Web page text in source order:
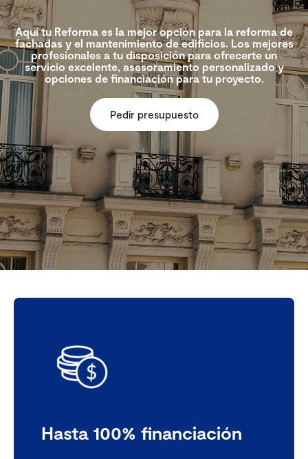
Aquí tu Reforma es la mejor opción para la reforma de
fachadas y el mantenimiento de edificios. Los mejores
profesionales a tu disposición para ofrecerte un
servicio excelente, asesoramiento personalizado y
opciones de financiación para tu proyecto.
Pedir presupuesto
Hasta 100% financiación